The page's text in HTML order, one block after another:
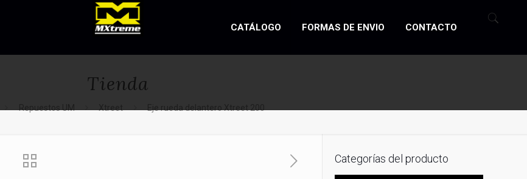
CATÁLOGO FORMAS DE ENVIO CONTACTO
Tienda
Categorías del producto